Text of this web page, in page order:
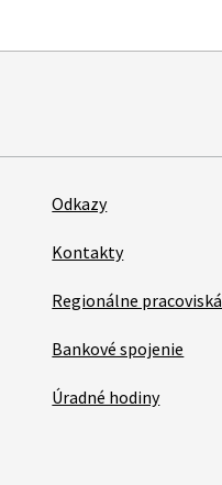
Odkazy
Kontakty
Regionálne pracoviská
Bankové spojenie
Úradné hodiny